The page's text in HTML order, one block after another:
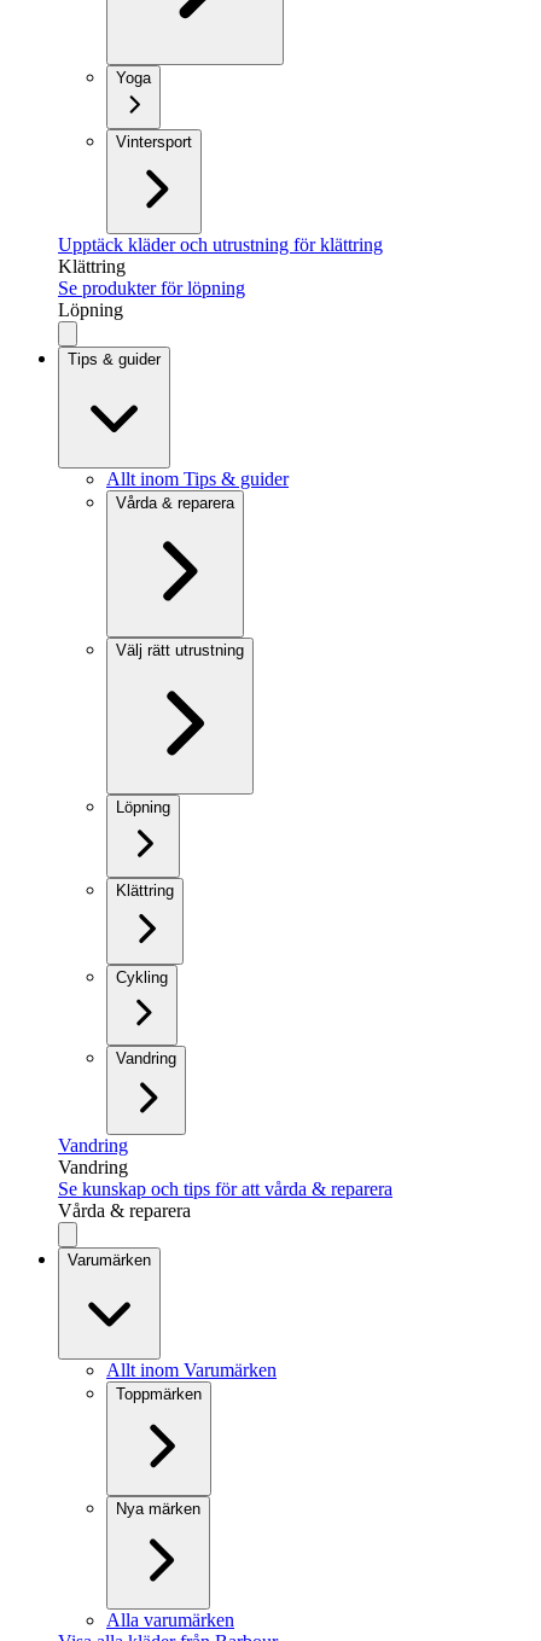
Yoga
Vintersport
Upptäck kläder och utrustning för klättring
Klättring
Se produkter för löpning
Löpning
Tips & guider
Allt inom Tips & guider
Vårda & reparera
Välj rätt utrustning
Löpning
Klättring
Cykling
Vandring
Vandring
Vandring
Se kunskap och tips för att vårda & reparera
Vårda & reparera
Varumärken
Allt inom Varumärken
Toppmärken
Nya märken
Alla varumärken